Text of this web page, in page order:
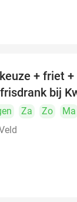
+ friet
bij
Za Zo Ma